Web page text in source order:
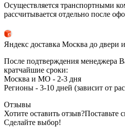
Осуществляется транспортными
рассчитывается отдельно после
Яндекс доставка Москва до двери
После подтверждения менеджера
кратчайшие сроки:
Москва и МО - 2-3 дня
Регионы - 3-10 дней (зависит от
Отзывы
Хотите оставить отзыв?Поставьте
Сделайте выбор!